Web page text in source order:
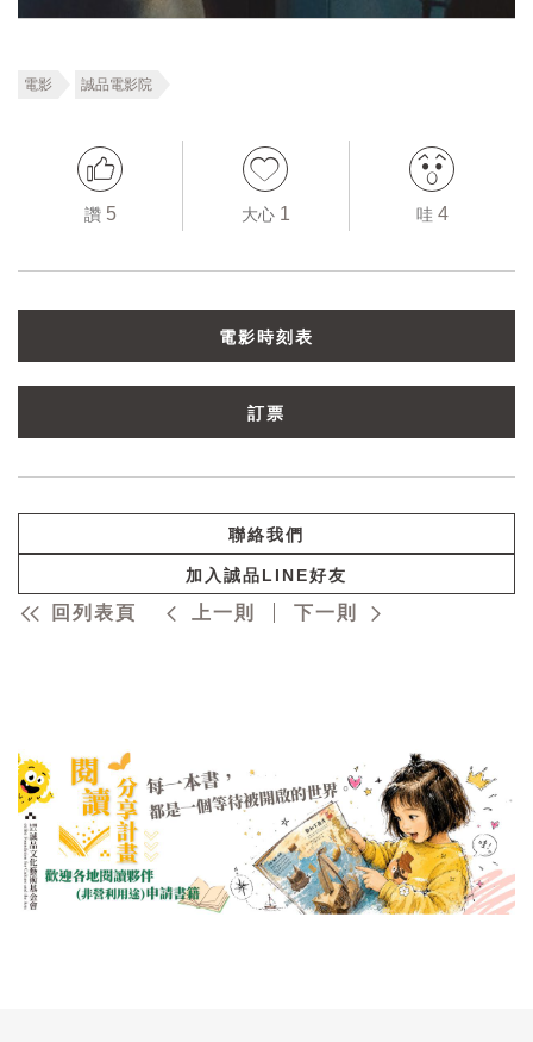
電影 誠品電影院
讚 5 大心 1 哇 4
電影時刻表
訂票
聯絡我們
加入誠品LINE好友
回列表頁 上一則 下一則